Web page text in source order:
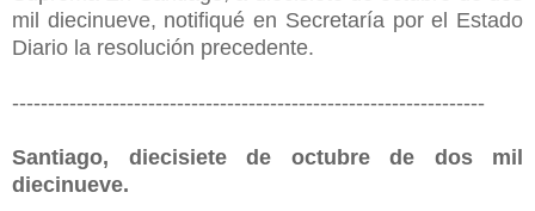
mil diecinueve, notifiqué en Secretaría por el Estado
Diario la resolución precedente.
------------------------------------------------------------------
Santiago, diecisiete de octubre de dos mil
diecinueve.